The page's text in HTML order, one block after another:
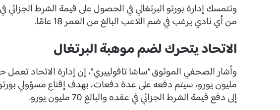
من أي نادي يرغب في ضم اللاعب البالغ من العمر 18 عامًا.
الاتحاد يتحرك لضم موهبة البرتغال
مليون يورو، سيتم دفعه على عدة دفعات، بهدف إقناع مسؤولي
إلى دفع قيمة الشرط الجزائي في عقده والبالغ 70 مليون يورو.